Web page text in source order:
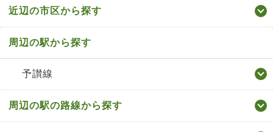
近辺の市区から探す
周辺の駅から探す
予讃線
周辺の駅の路線から探す